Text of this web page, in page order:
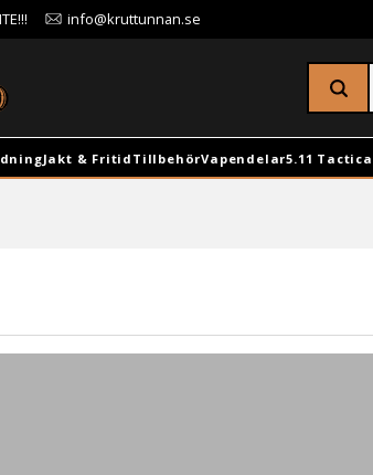
info@kruttunnan.se
Jakt & Fritid TillbehörVapendelar5.11